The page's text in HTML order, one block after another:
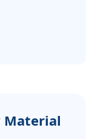
Material